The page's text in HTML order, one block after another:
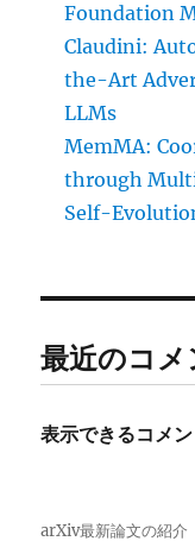
Foundation
Claudini:
the-Art
LLMs
MemMA:
through
Self-
最近のコメ
表示できるコメン
arXiv最新論文の紹介